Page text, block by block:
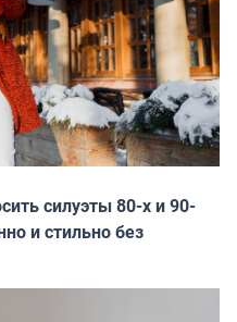
силуэты 80-х и 90-
и стильно без